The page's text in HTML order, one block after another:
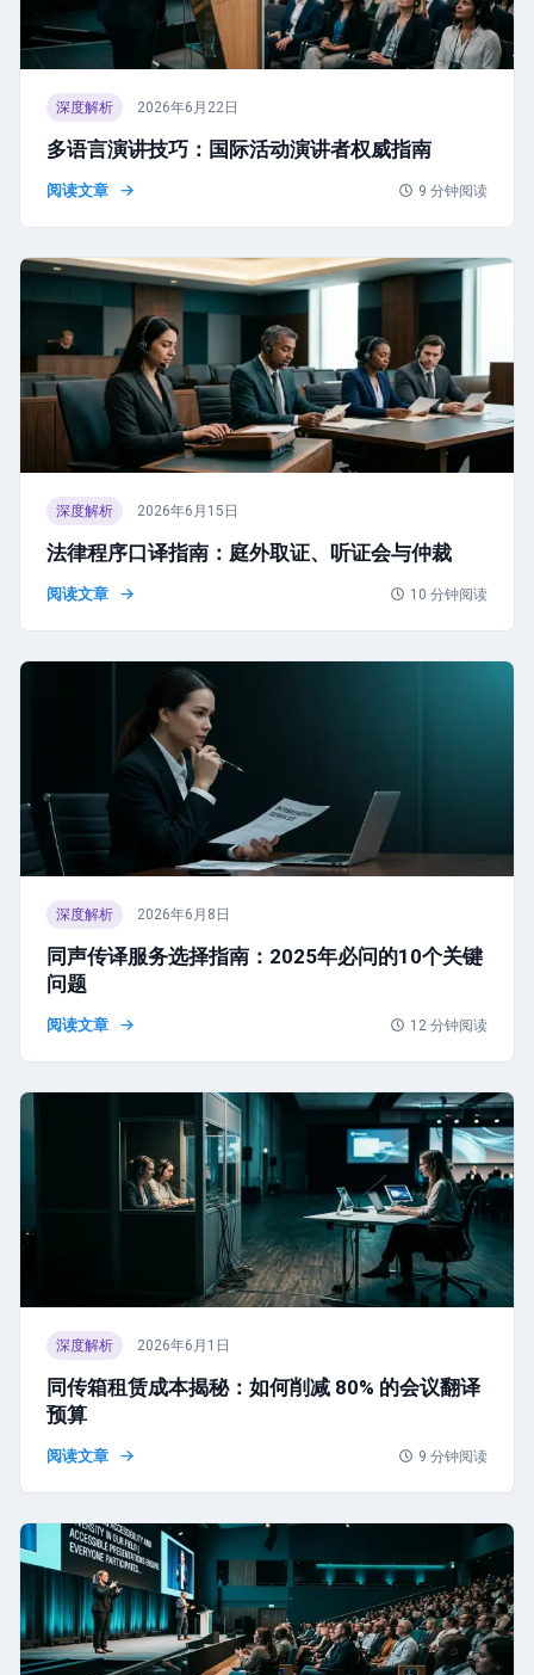
深度解析 2026年6月22日
多语言演讲技巧：国际活动演讲者权威指南
阅读文章 9 分钟阅读
深度解析 2026年6月15日
法律程序口译指南：庭外取证、听证会与仲裁
阅读文章 10 分钟阅读
深度解析 2026年6月8日
同声传译服务选择指南：2025年必问的10个关键
问题
阅读文章 12 分钟阅读
深度解析 2026年6月1日
同传箱租赁成本揭秘：如何削减 80% 的会议翻译
预算
阅读文章 9 分钟阅读